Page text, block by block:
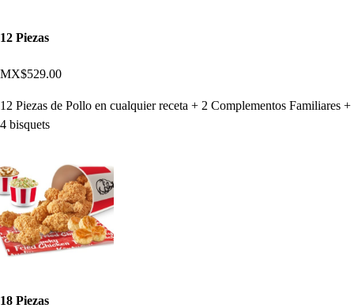
12 Piezas
MX$529.00
12 Piezas de Pollo en cualquier receta + 2 Complementos Familiares +
4 bisquets
18 Piezas